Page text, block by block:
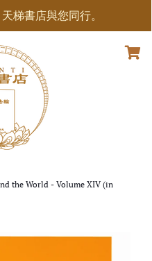
梯書店與您同行。
the World - Volume XIV (in